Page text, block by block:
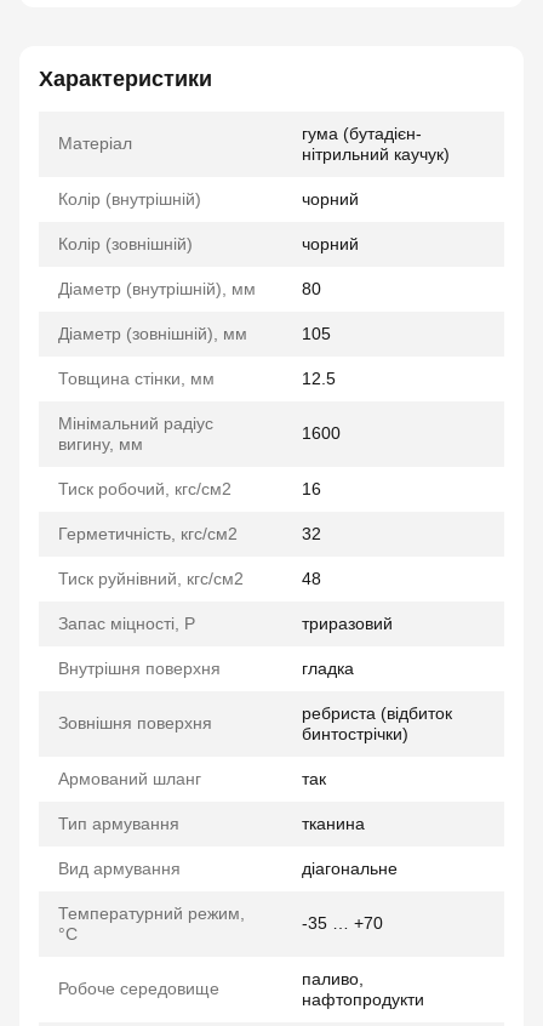
Характеристики
Матеріал
гума (бутадієн-
нітрильний каучук)
Колір (внутрішній) чорний
Колір (зовнішній) чорний
Діаметр (внутрішній), мм 80
Діаметр (зовнішній), мм 105
Товщина стінки, мм 12.5
Мінімальний радіус
вигину, мм
1600
Тиск робочий, кгс/см2 16
Герметичність, кгс/см2 32
Тиск руйнівний, кгс/см2 48
Запас міцності, P триразовий
Внутрішня поверхня гладка
Зовнішня поверхня
ребриста (відбиток
бинтострічки)
Армований шланг так
Тип армування тканина
Вид армування діагональне
Температурний режим,
°C
-35 … +70
Робоче середовище
паливо,
нафтопродукти